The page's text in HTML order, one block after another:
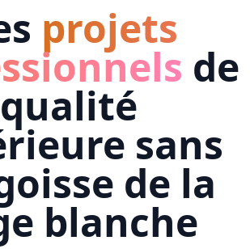
projets
de
qualité
sans
de la
blanche